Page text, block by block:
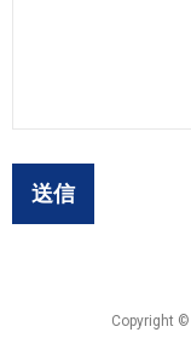
Copyright ©